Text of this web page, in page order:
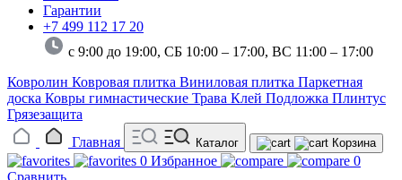
Гарантии
+7 499 112 17 20
с 9:00 до 19:00, СБ 10:00 – 17:00, ВС 11:00 – 17:00
Ковролин Ковровая плитка Виниловая плитка Паркетная
доска Ковры гимнастические Трава Клей Подложка Плинтус
Грязезащита
Главная
Каталог Корзина
0 Избранное
0
Сравнить